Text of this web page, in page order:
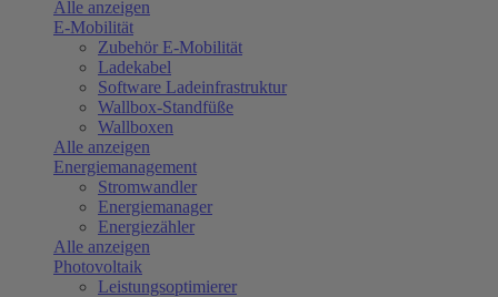
Alle anzeigen
E-Mobilität
Zubehör E-Mobilität
Ladekabel
Software Ladeinfrastruktur
Wallbox-Standfüße
Wallboxen
Alle anzeigen
Energiemanagement
Stromwandler
Energiemanager
Energiezähler
Alle anzeigen
Photovoltaik
Leistungsoptimierer